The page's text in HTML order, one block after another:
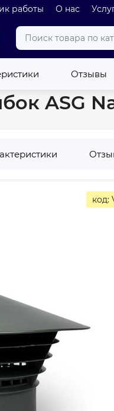
работы О нас
Отзывы
Внутренняя
ASG
код: